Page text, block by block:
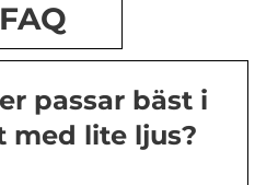
FAQ
passar bäst i
med lite ljus?